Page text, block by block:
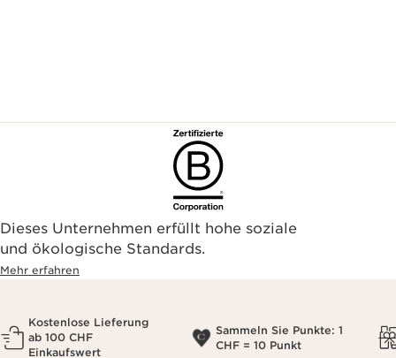
Dieses Unternehmen erfüllt hohe soziale
und ökologische Standards.
Mehr erfahren
Kostenlose Lieferung
ab 100 CHF
Einkaufswert
Sammeln Sie Punkte: 1
CHF = 10 Punkt